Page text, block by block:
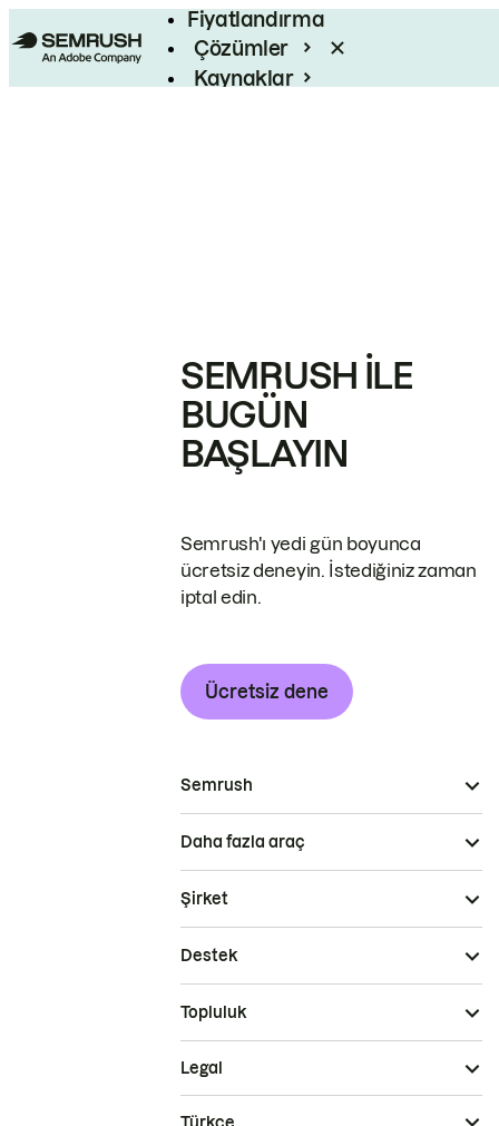
Fiyatlandırma
Çözümler
Kaynaklar
SEMRUSH ILE
BUGÜN
BAŞLAYIN
Semrush'ı yedi gün boyunca
ücretsiz deneyin. İstediğiniz zaman
iptal edin.
Ücretsiz dene
Semrush
Daha fazla araç
Şirket
Destek
Topluluk
Legal